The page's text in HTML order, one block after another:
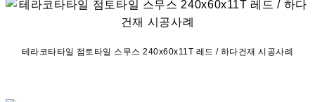
테라코타타일 점토타일 스무스 240x60x11T 레드 / 하다건재 시공사례